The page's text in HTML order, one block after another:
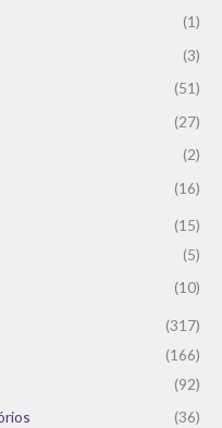
(1)
(3)
(51)
(27)
(2)
(16)
(15)
(5)
(10)
(317)
(166)
(92)
(36)